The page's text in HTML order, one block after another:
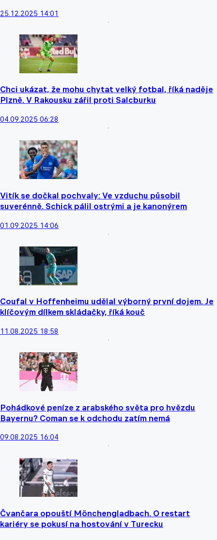
25.12.2025 14:01
Chci ukázat, že mohu chytat velký fotbal, říká naděje
Plzně. V Rakousku zářil proti Salcburku
04.09.2025 06:28
Vitík se dočkal pochvaly: Ve vzduchu působil
suverénně. Schick pálil ostrými a je kanonýrem
01.09.2025 14:06
Coufal v Hoffenheimu udělal výborný první dojem. Je
klíčovým dílkem skládačky, říká kouč
11.08.2025 18:58
Pohádkové peníze z arabského světa pro hvězdu
Bayernu? Coman se k odchodu zatím nemá
09.08.2025 16:04
Čvančara opouští Mönchengladbach. O restart
kariéry se pokusí na hostování v Turecku